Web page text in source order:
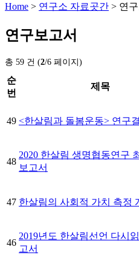
Home > 연구소 자료곳간 > 연
연구보고서
총 59 건 (2/6 페이지)
순
번
제목
49 <한살림과 돌봄운동> 연구
48
2020 한살림 생명협동연구
보고서
47 한살림의 사회적 가치 측정
46
2019년도 한살림선언 다시
고서